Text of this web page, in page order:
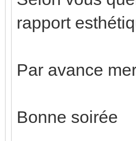
rapport
Par avance
Bonne soirée